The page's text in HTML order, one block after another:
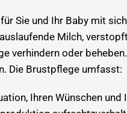
Sie und Ihr Baby mit
Milch,
verhindern oder
Die Brustpflege umfasst:
Ihren Wünschen